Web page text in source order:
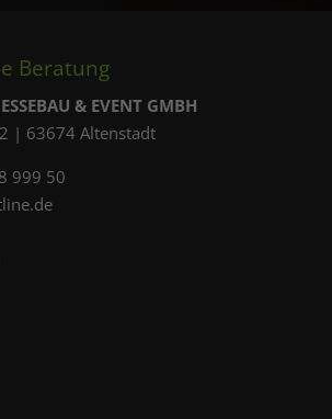
Beratung
& EVENT GMBH
| 63674 Altenstadt
999 50